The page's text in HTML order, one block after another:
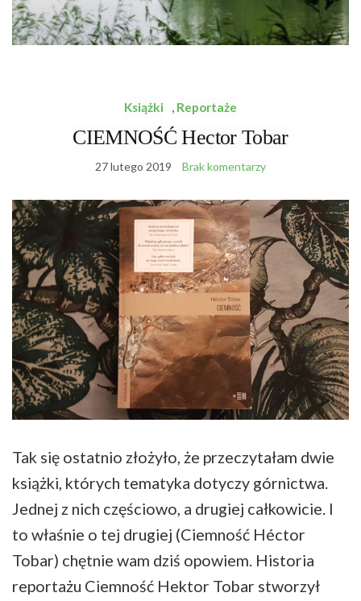
Książki , Reportaże
CIEMNOŚĆ Hector Tobar
27 lutego 2019 Brak komentarzy
Tak się ostatnio złożyło, że przeczytałam dwie
książki, których tematyka dotyczy górnictwa.
Jednej z nich częściowo, a drugiej całkowicie. I
to właśnie o tej drugiej (Ciemność Héctor
Tobar) chętnie wam dziś opowiem. Historia
reportażu Ciemność Hektor Tobar stworzył